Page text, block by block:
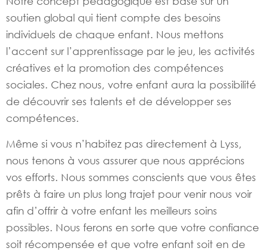
soutien global qui tient compte des besoins
individuels de chaque enfant. Nous mettons
l’accent sur l’apprentissage par le jeu, les activités
créatives et la promotion des compétences
sociales. Chez nous, votre enfant aura la possibilité
de découvrir ses talents et de développer ses
compétences.
Même si vous n’habitez pas directement à Lyss,
nous tenons à vous assurer que nous apprécions
vos efforts. Nous sommes conscients que vous êtes
prêts à faire un plus long trajet pour venir nous voir
afin d’offrir à votre enfant les meilleurs soins
possibles. Nous ferons en sorte que votre confiance
soit récompensée et que votre enfant soit en de